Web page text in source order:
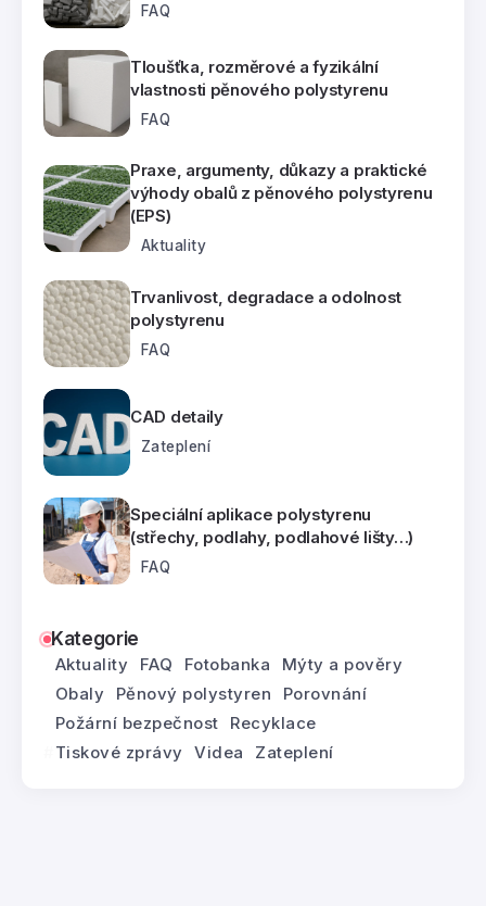
FAQ
Tloušťka, rozměrové a fyzikální
vlastnosti pěnového polystyrenu
FAQ
Praxe, argumenty, důkazy a praktické
výhody obalů z pěnového polystyrenu
(EPS)
Aktuality
Trvanlivost, degradace a odolnost
polystyrenu
FAQ
CAD detaily
Zateplení
Speciální aplikace polystyrenu
(střechy, podlahy, podlahové lišty…)
FAQ
Kategorie
Aktuality FAQ Fotobanka
Mýty a pověry
Obaly
Pěnový polystyren
Porovnání
Požární bezpečnost
Recyklace
Tiskové zprávy
Videa Zateplení